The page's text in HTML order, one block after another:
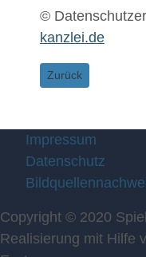
©
kanzlei.de
Vorheriger Beitrag:
Zurück
Impressum
Datenschutz
Copyright © 2020
Realisierung mit Hilfe